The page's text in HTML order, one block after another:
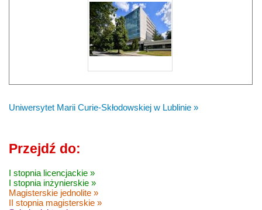
Uniwersytet Marii Curie-Skłodowskiej w Lublinie »
Przejdź do:
I stopnia licencjackie »
I stopnia inżynierskie »
Magisterskie jednolite »
II stopnia magisterskie »